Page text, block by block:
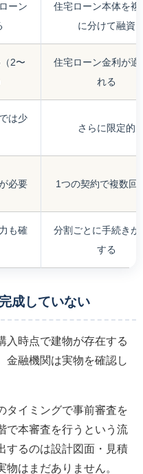
ーン
住宅ローン本体を複
に分けて融資
2〜
住宅ローン金利が適
れる
は少
さらに限定的
必要 1つの契約で複数回
も確
分割ごとに手続きが
する
成していない
入時点で建物が存在する
金融機関は実物を確認し
タイミングで事前審査を
で本審査を行うという流
するのは設計図面・見積
はまだありません。